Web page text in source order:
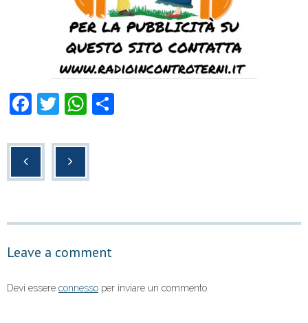
F
c
k
T
tt
er
W
at
Leave a comment
Devi essere connesso per inviare un commento.